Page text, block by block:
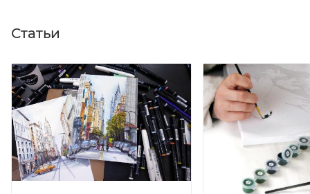
Статьи